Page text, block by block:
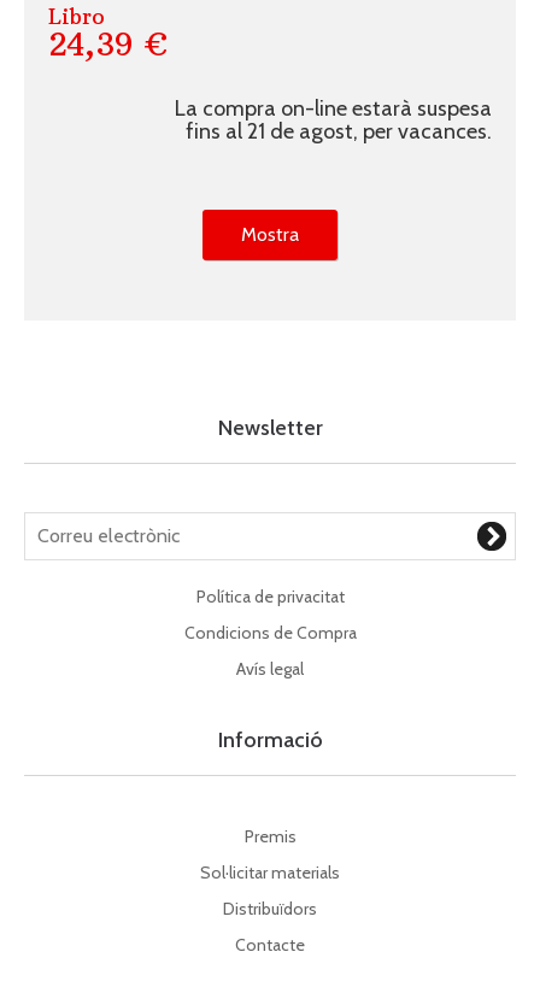
Libro
24,39 €
La compra on-line estarà suspesa
fins al 21 de agost, per vacances.
Mostra
Newsletter
Política de privacitat
Condicions de Compra
Avís legal
Informació
Premis
Sol·licitar materials
Distribuïdors
Contacte